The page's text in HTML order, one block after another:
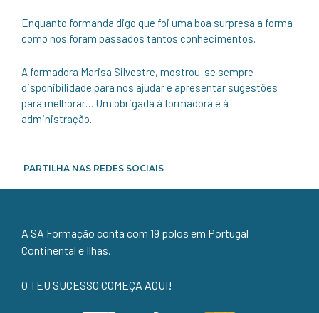
Enquanto formanda digo que foi uma boa surpresa a forma
como nos foram passados tantos conhecimentos.
A formadora Marisa Silvestre, mostrou-se sempre
disponibilidade para nos ajudar e apresentar sugestões
para melhorar… Um obrigada à formadora e à
administração.
PARTILHA NAS REDES SOCIAIS
A SA Formação conta com 19 polos em Portugal
Continental e Ilhas.
O TEU SUCESSO COMEÇA AQUI!